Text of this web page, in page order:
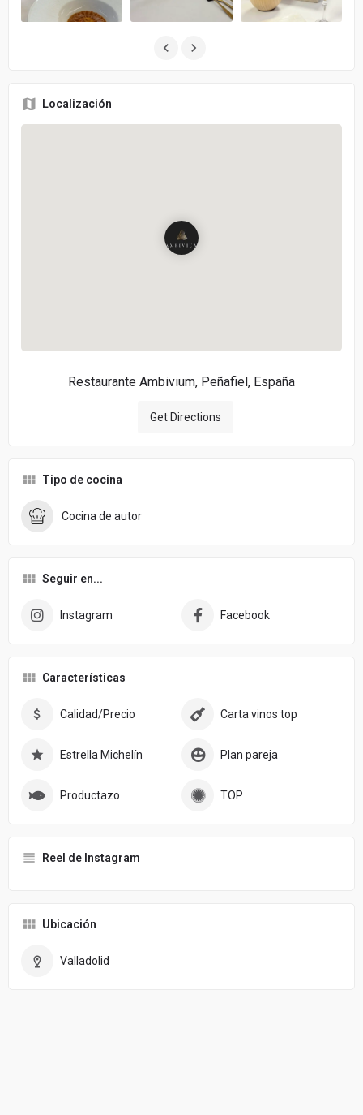
Localización
Restaurante Ambivium, Peñafiel, España
Get Directions
Tipo de cocina
Cocina de autor
Seguir en...
Instagram Facebook
Características
Calidad/Precio Carta vinos top
Estrella Michelín Plan pareja
Productazo TOP
Reel de Instagram
Ubicación
Valladolid